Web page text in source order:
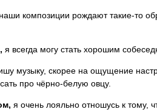
композиции рождают такие-то
я всегда могу стать хорошим
музыку, скорее на ощущение
про чёрно-белую овцу.
я очень лояльно отношусь к тому,